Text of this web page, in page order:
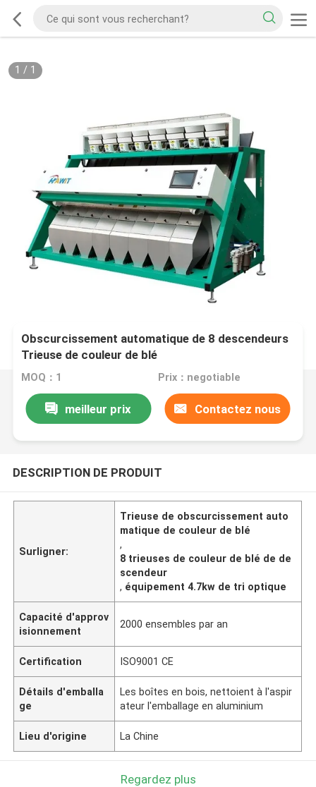
1 / 1
Obscurcissement automatique de 8 descendeurs
Trieuse de couleur de blé
MOQ：1 Prix：negotiable
meilleur prix Contactez nous
DESCRIPTION DE PRODUIT
Surligner:
Trieuse de obscurcissement auto
matique de couleur de blé
,
8 trieuses de couleur de blé de de
scendeur
, équipement 4.7kw de tri optique
Capacité d'approv
isionnement
2000 ensembles par an
Certification ISO9001 CE
Détails d'emballa
ge
Les boîtes en bois, nettoient à l'aspir
ateur l'emballage en aluminium
Lieu d'origine La Chine
Regardez plus